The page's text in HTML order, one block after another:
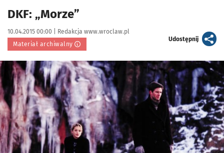
DKF: „Morze”
Data publikacji:
10.04.2015 00:00 | Autor:
Redakcja www.wroclaw.pl
Materiał archiwalny
Udostępnijartykuł
Kliknij, aby powiększyć